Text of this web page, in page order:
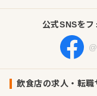
公式SNSをフ
飲食店の求人・転